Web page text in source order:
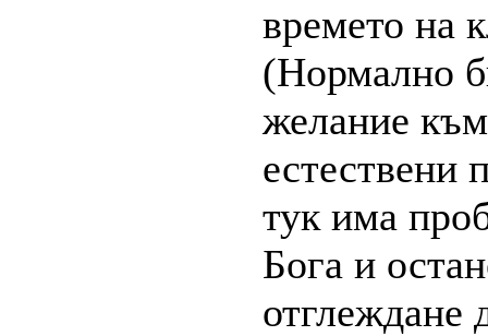
времето на
(Нормално
желание
естествени
тук има
Бога и
отглеждане